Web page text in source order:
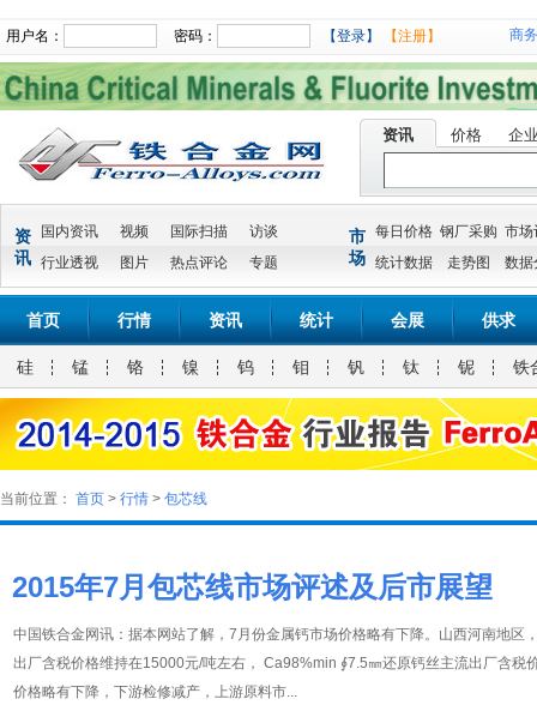
用户名： 密码： 【登录】 【注册】 商
资讯 价格 企
资
讯
国内资讯 视频 国际扫描
访谈
行业透视
图片 热点评论 专题
市
场
每日价格 钢厂采购 市场
统计数据
走势图 数据
首页 行情 资讯 统计 会展 供求
硅 锰 铬 镍 钨 钼 钒 钛 铌 铁
当前位置： 首页 > 行情 > 包芯线
2015年7月包芯线市场评述及后市展望
中国铁合金网讯：据本网站了解，7月份金属钙市场价格略有下降。山西河南地区
出厂含税价格维持在15000元/吨左右， Ca98%min ∮7.5㎜还原钙丝主流出厂含税
价格略有下降，下游检修减产，上游原料市...